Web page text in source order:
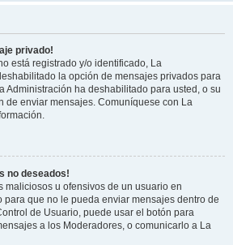
privado!
está registrado y/o identificado, La
la opción de mensajes privados para
Administración ha deshabilitado para usted, o su
de enviar mensajes. Comuníquese con La
no deseados!
maliciosos u ofensivos de un usuario en
para que no le pueda enviar mensajes dentro de
de Usuario, puede usar el botón para
a los Moderadores, o comunicarlo a La